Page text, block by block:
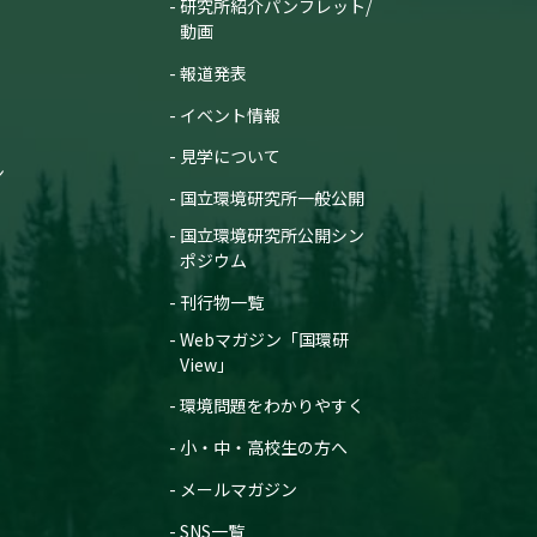
研究所紹介パンフレット/
動画
報道発表
イベント情報
見学について
国立環境研究所一般公開
国立環境研究所公開シン
ポジウム
刊行物一覧
Webマガジン「国環研
View」
環境問題をわかりやすく
小・中・高校生の方へ
メールマガジン
SNS一覧